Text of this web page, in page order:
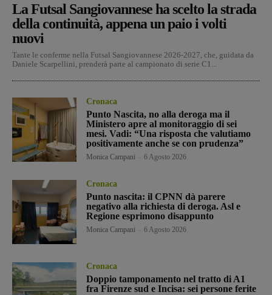
La Futsal Sangiovannese ha scelto la strada
della continuità, appena un paio i volti
nuovi
Tante le conferme nella Futsal Sangiovannese 2026-2027, che, guidata da
Daniele Scarpellini, prenderà parte al campionato di serie C1...
Cronaca
Punto Nascita, no alla deroga ma il
Ministero apre al monitoraggio di sei
mesi. Vadi: “Una risposta che valutiamo
positivamente anche se con prudenza”
Monica Campani 6 Agosto 2026
Cronaca
Punto nascita: il CPNN dà parere
negativo alla richiesta di deroga. Asl e
Regione esprimono disappunto
Monica Campani 6 Agosto 2026
Cronaca
Doppio tamponamento nel tratto di A1
fra Firenze sud e Incisa: sei persone ferite